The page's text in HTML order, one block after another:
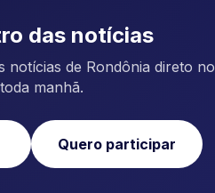
das notícias
notícias de Rondônia direto no
manhã.
Quero participar